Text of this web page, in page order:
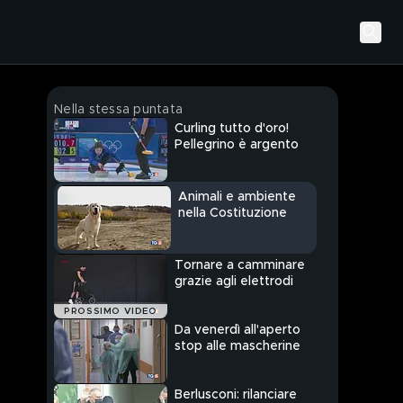
Nella stessa puntata
Curling tutto d'oro!
Pellegrino è argento
Animali e ambiente
nella Costituzione
PROSSIMO VIDEO
Tornare a camminare
grazie agli elettrodi
Da venerdì all'aperto
stop alle mascherine
Berlusconi: rilanciare